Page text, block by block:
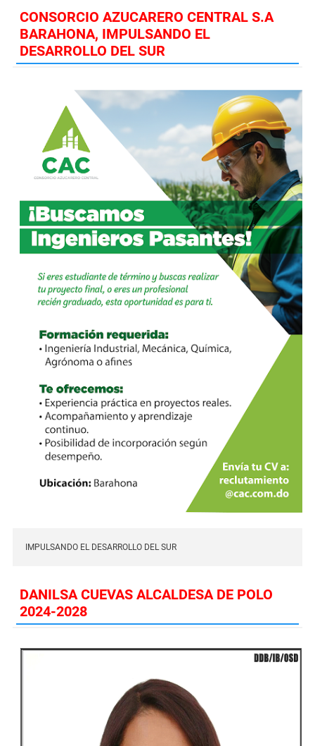
CONSORCIO AZUCARERO CENTRAL S.A
BARAHONA, IMPULSANDO EL
DESARROLLO DEL SUR
IMPULSANDO EL DESARROLLO DEL SUR
DANILSA CUEVAS ALCALDESA DE POLO
2024-2028